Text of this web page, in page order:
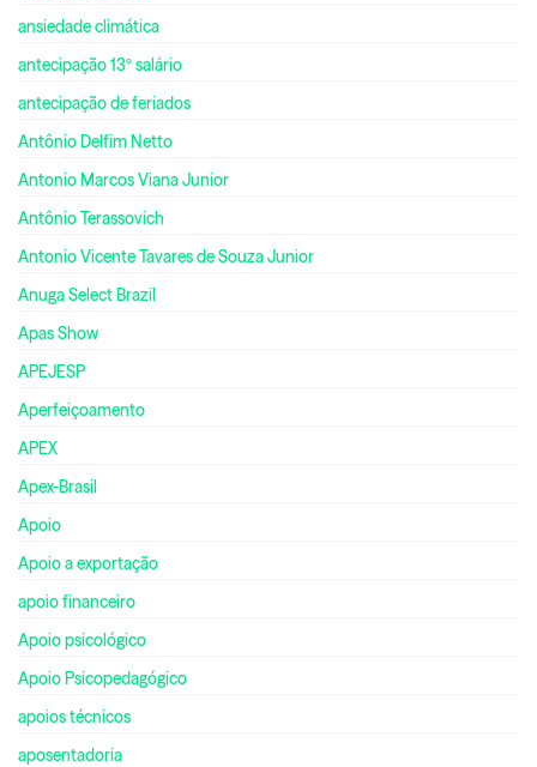
ansiedade climática
antecipação 13º salário
antecipação de feriados
Antônio Delfim Netto
Antonio Marcos Viana Junior
Antônio Terassovich
Antonio Vicente Tavares de Souza Junior
Anuga Select Brazil
Apas Show
APEJESP
Aperfeiçoamento
APEX
Apex-Brasil
Apoio
Apoio a exportação
apoio financeiro
Apoio psicológico
Apoio Psicopedagógico
apoios técnicos
aposentadoria